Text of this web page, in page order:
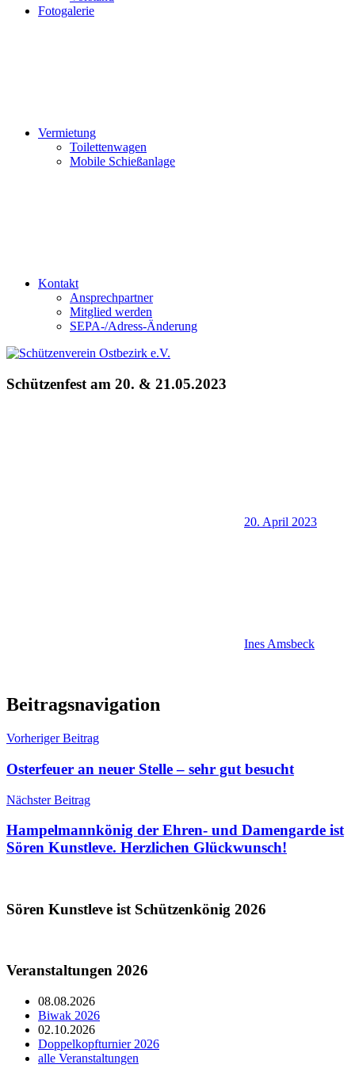
Fotogalerie
Vermietung
Toilettenwagen
Mobile Schießanlage
Kontakt
Ansprechpartner
Mitglied werden
SEPA-/Adress-Änderung
Schützenfest am 20. & 21.05.2023
20. April 2023
Ines Amsbeck
Allgemein
Beitragsnavigation
Vorheriger Beitrag
Osterfeuer an neuer Stelle – sehr gut besucht
Nächster Beitrag
Hampelmannkönig der Ehren- und Damengarde ist
Sören Kunstleve. Herzlichen Glückwunsch!
Sören Kunstleve ist Schützenkönig 2026
Veranstaltungen 2026
08.08.2026
Biwak 2026
02.10.2026
Doppelkopfturnier 2026
alle Veranstaltungen